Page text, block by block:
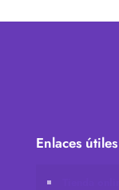
Enlaces útiles